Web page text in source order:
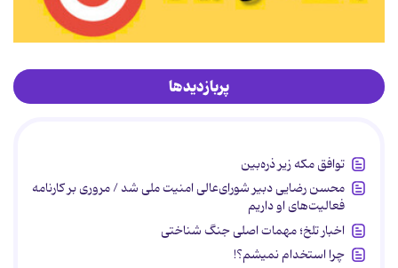
پربازدیدها
توافق مکه زیر ذره‌بین
محسن رضایی دبیر شورای‌عالی امنیت ملی شد / مروری بر کارنامه
فعالیت‌های او داریم
اخبار تلخ؛ مهمات اصلی جنگ شناختی
چرا استخدام نمیشم؟!